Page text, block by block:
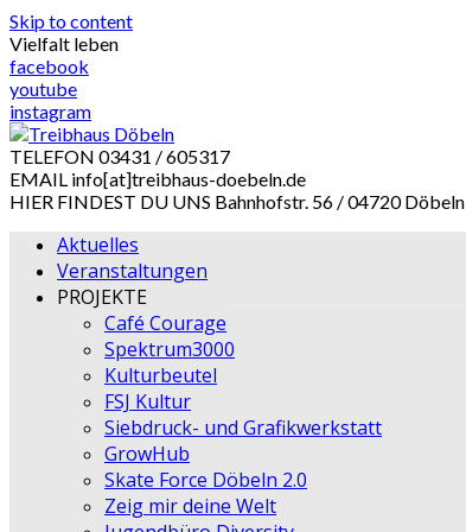
Skip to content
Vielfalt leben
facebook
youtube
instagram
TELEFON 03431 / 605317
EMAIL info[at]treibhaus-doebeln.de
HIER FINDEST DU UNS Bahnhofstr. 56 / 04720 Döbeln
Aktuelles
Veranstaltungen
PROJEKTE
Café Courage
Spektrum3000
Kulturbeutel
FSJ Kultur
Siebdruck- und Grafikwerkstatt
GrowHub
Skate Force Döbeln 2.0
Zeig mir deine Welt